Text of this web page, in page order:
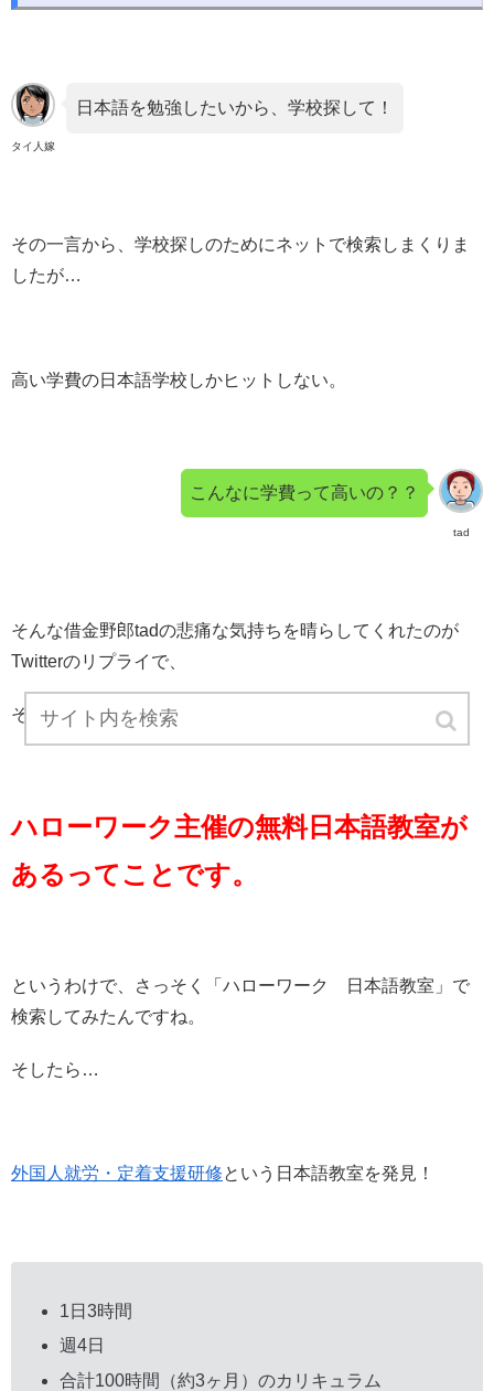
タイ人嫁
日本語を勉強したいから、学校探して！
その一言から、学校探しのためにネットで検索しまくりま
したが…
高い学費の日本語学校しかヒットしない。
tad
こんなに学費って高いの？？
そんな借金野郎tadの悲痛な気持ちを晴らしてくれたのが
Twitterのリプライで、
その内容とは、
ハローワーク主催の無料日本語教室が
あるってことです。
というわけで、さっそく「ハローワーク 日本語教室」で
検索してみたんですね。
そしたら…
外国人就労・定着支援研修という日本語教室を発見！
1日3時間
週4日
合計100時間（約3ヶ月）のカリキュラム